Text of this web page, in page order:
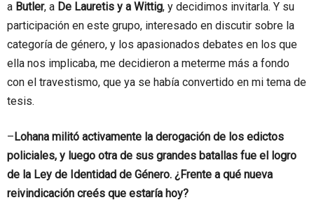
a Butler, a De Lauretis y a Wittig, y decidimos invitarla. Y su
participación en este grupo, interesado en discutir sobre la
categoría de género, y los apasionados debates en los que
ella nos implicaba, me decidieron a meterme más a fondo
con el travestismo, que ya se había convertido en mi tema de
tesis.
–Lohana militó activamente la derogación de los edictos
policiales, y luego otra de sus grandes batallas fue el logro
de la Ley de Identidad de Género. ¿Frente a qué nueva
reivindicación creés que estaría hoy?